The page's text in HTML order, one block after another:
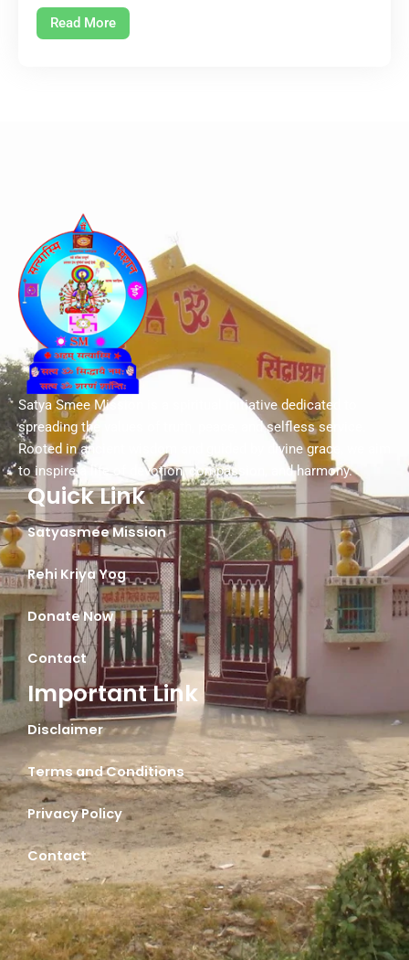
Read More
Satya Smee Mission is a spiritual initiative dedicated to
spreading the values of truth, peace, and selfless service.
Rooted in ancient wisdom and guided by divine grace, we aim
to inspire a life of devotion, compassion, and harmony.
Quick Link
Satyasmee Mission
Rehi Kriya Yog
Donate Now
Contact
Important Link
Disclaimer
Terms and Conditions
Privacy Policy
Contact